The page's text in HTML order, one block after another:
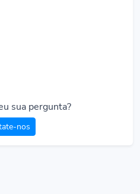
sua pergunta?
nos